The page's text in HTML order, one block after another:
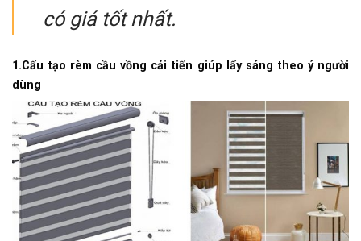
có giá tốt nhất.
1.Cấu tạo rèm cầu vồng cải tiến giúp lấy sáng theo ý người
dùng